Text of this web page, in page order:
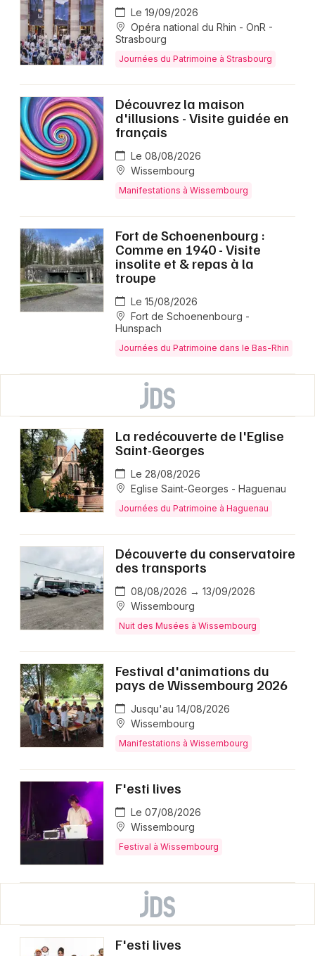
Le 19/09/2026
Opéra national du Rhin - OnR -
Strasbourg
Journées du Patrimoine à Strasbourg
Découvrez la maison
d'illusions - Visite guidée en
français
Le 08/08/2026
Wissembourg
Manifestations à Wissembourg
Fort de Schoenenbourg :
Comme en 1940 - Visite
insolite et & repas à la
troupe
Le 15/08/2026
Fort de Schoenenbourg -
Hunspach
Journées du Patrimoine dans le Bas-Rhin
La redécouverte de l'Eglise
Saint-Georges
Le 28/08/2026
Eglise Saint-Georges - Haguenau
Journées du Patrimoine à Haguenau
Découverte du conservatoire
des transports
08/08/2026 → 13/09/2026
Wissembourg
Nuit des Musées à Wissembourg
Festival d'animations du
pays de Wissembourg 2026
Jusqu'au 14/08/2026
Wissembourg
Manifestations à Wissembourg
F'esti lives
Le 07/08/2026
Wissembourg
Festival à Wissembourg
F'esti lives